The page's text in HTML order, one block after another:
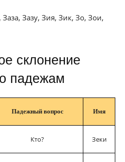
Зазу, Зия, Зик, Зо, Зои,
падежам
Падежный вопрос Имя
Кто? Зеки